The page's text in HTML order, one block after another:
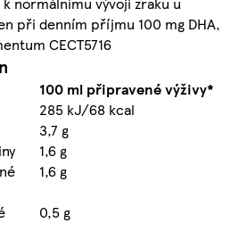
při denním příjmu 100 mg DHA,
CECT5716
100 ml připravené výživy*
285 kJ/68 kcal
3,7 g
1,6 g
1,6 g
0,5 g